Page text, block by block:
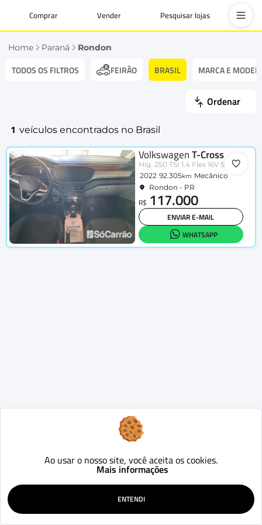
Comprar Vender Pesquisar lojas
Home Paraná Rondon
TODOS OS FILTROS FEIRÃO BRASIL MARCA E
Ordenar
1 veículos encontrados no Brasil
VolkswagenT-Cross
Hig. 250 TSI 1.4 Flex 16V 5p Aut
2022 92.305km Mecânico
Rondon - PR
R$ 117.000
ENVIAR E-MAIL
WHATSAPP
Ao usar o nosso site, você aceita os cookies.
Mais informações
ENTENDI